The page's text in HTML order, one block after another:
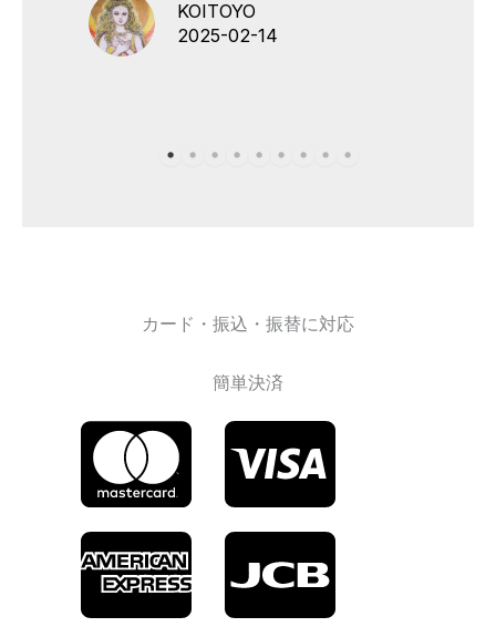
KOITOYO
2025-02-14
カード・振込・振替に対応
簡単決済